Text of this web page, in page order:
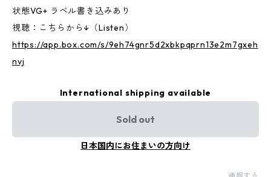
状態VG+ ラベル書き込みあり
視聴：こちらから↓（Listen）
https://app.box.com/s/9eh74gnr5d2xbkpqprn13e2m7gxeh
nvj
International shipping available
Sold out
日本国内にお住まいの方向け